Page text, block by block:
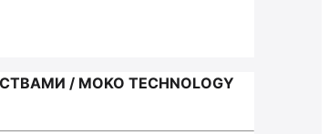
/ MOKO TECHNOLOGY